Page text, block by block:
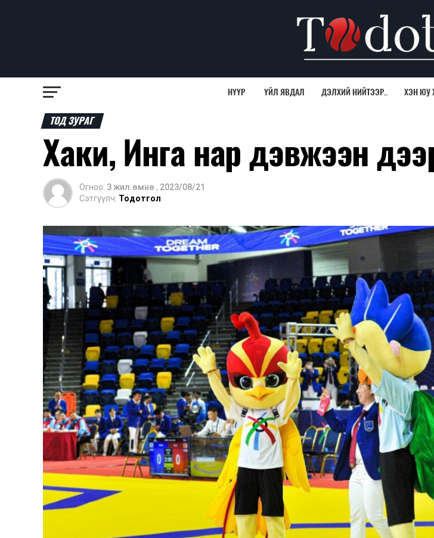
НҮҮР ҮЙЛ ЯВДАЛ ДЭЛХИЙ НИЙТЭЭР.. ХЭН ЮУ
ТОД ЗУРАГ
Хаки, Инга нар дэвжээн
Огноо: 3 жил.өмнө , 2023/08/21
Сэтгүүлч: Тодотгол